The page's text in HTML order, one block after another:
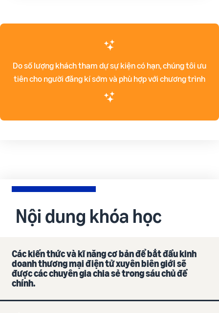
Do số lượng khách tham dự sự kiện có hạn, chúng tôi ưu
tiên cho người đăng kí sớm và phù hợp với chương trình
Nội dung khóa học
Các kiến thức và kĩ năng cơ bản để bắt đầu kinh
doanh thương mại điện tử xuyên biên giới sẽ
được các chuyên gia chia sẻ trong sáu chủ đề
chính.